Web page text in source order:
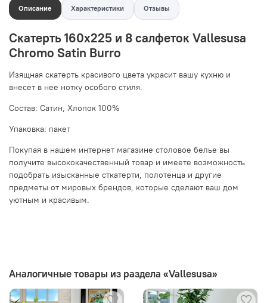
Описание Характеристики Отзывы
Скатерть 160x225 и 8 салфеток Vallesusa
Chromo Satin Burro
Изящная скатерть красивого цвета украсит вашу кухню и
внесет в нее нотку особого стиля.
Состав: Сатин, Хлопок 100%
Упаковка: пакет
Покупая в нашем интернет магазине столовое белье вы
получите высококачественный товар и имеете возможность
подобрать изысканные сткатерти, полотенца и другие
предметы от мировых брендов, которые сделают ваш дом
уютным и красивым.
Аналогичные товары из раздела «Vallesusa»